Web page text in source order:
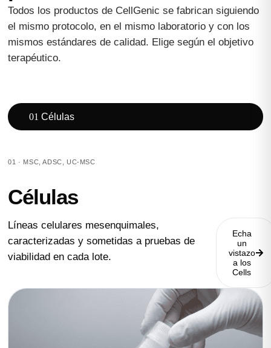
Todos los productos de CellGenic se fabrican siguiendo
el mismo protocolo, en el mismo laboratorio y con los
mismos estándares de calidad. Elige según el objetivo
terapéutico.
01 Células
01 · MSC, ADSC, UC-MSC
Células
Líneas celulares mesenquimales,
caracterizadas y sometidas a pruebas de
viabilidad en cada lote.
Echa
un
vistazo
a los
Cells